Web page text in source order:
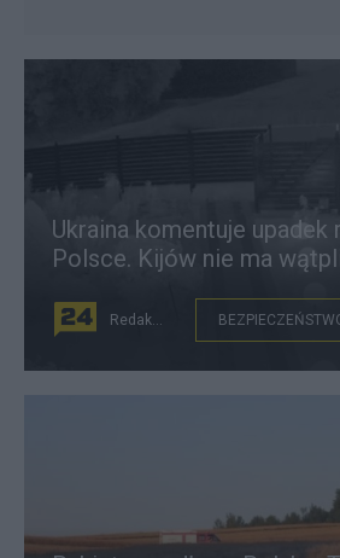
Ukraina komentuje upadek
Polsce. Kijów nie ma
Redakcja